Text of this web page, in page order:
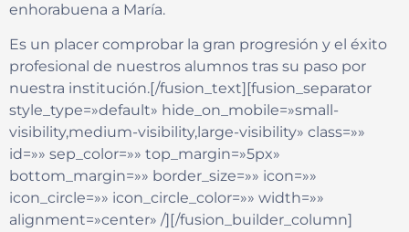
enhorabuena a María.
Es un placer comprobar la gran progresión y el éxito
profesional de nuestros alumnos tras su paso por
nuestra institución.[/fusion_text][fusion_separator
style_type=»default» hide_on_mobile=»small-
visibility,medium-visibility,large-visibility» class=»»
id=»» sep_color=»» top_margin=»5px»
bottom_margin=»» border_size=»» icon=»»
icon_circle=»» icon_circle_color=»» width=»»
alignment=»center» /][/fusion_builder_column]